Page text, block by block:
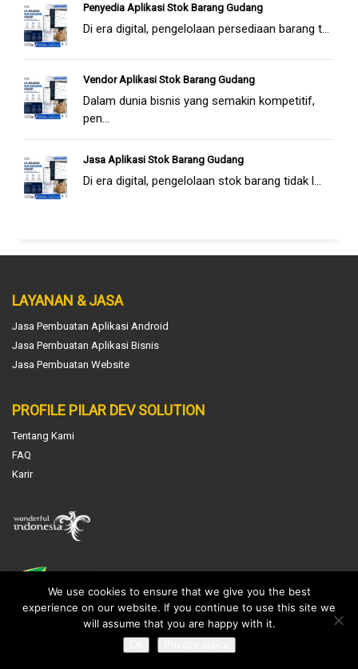
Penyedia Aplikasi Stok Barang Gudang
Di era digital, pengelolaan persediaan barang t...
Vendor Aplikasi Stok Barang Gudang
Dalam dunia bisnis yang semakin kompetitif,
pen...
Jasa Aplikasi Stok Barang Gudang
Di era digital, pengelolaan stok barang tidak l...
LAYANAN & JASA
Jasa Pembuatan Aplikasi Android
Jasa Pembuatan Aplikasi Bisnis
Jasa Pembuatan Website
PROFILE PILAR DEV SOLUTION
Tentang Kami
FAQ
Karir
NEWS & INFO
We use cookies to ensure that we give you the best
experience on our website. If you continue to use this site we
will assume that you are happy with it.